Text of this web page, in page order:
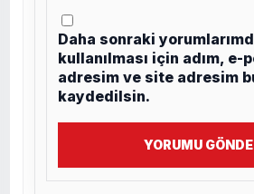
Daha sonraki
kullanılması için adım, e-
adresim ve site adresim
kaydedilsin.
YORUMU